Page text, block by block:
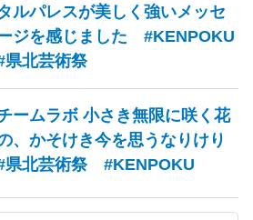
ルパレスが美しく強いメッセ
ジを感じました #KENPOKU
県北芸術祭
ームラボ 小さき無限に咲く花
、かそけき今を思うなりけり
県北芸術祭 #KENPOKU